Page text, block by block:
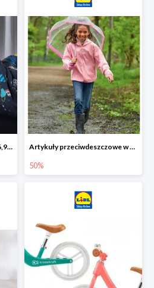
Halloween w Lidlu Online od 6,99 zł Artykuły przeciwdeszczowe w Lodilu Online do -50%
50%